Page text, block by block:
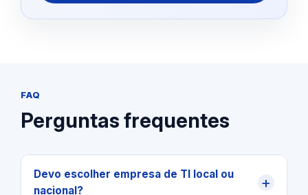
FAQ
Perguntas frequentes
Devo escolher empresa de TI local ou
nacional?
+